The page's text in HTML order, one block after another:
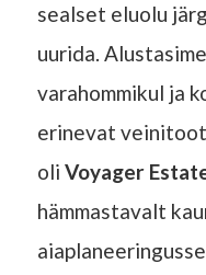
sealset eluolu
uurida.
varahommikul ja
erinevat
oli Voyager
hämmastavalt